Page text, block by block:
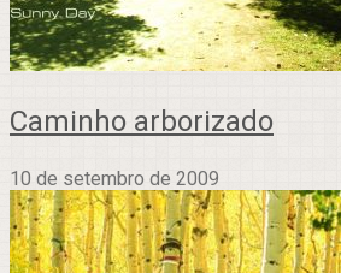
Caminho arborizado
10 de setembro de 2009